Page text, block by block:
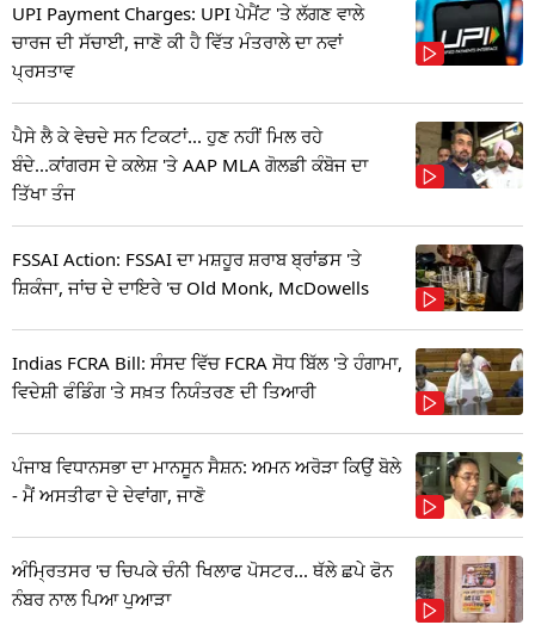
UPI Payment Charges: UPI ਪੇਮੈਂਟ 'ਤੇ ਲੱਗਣ ਵਾਲੇ
ਚਾਰਜ ਦੀ ਸੱਚਾਈ, ਜਾਣੋ ਕੀ ਹੈ ਵਿੱਤ ਮੰਤਰਾਲੇ ਦਾ ਨਵਾਂ
ਪ੍ਰਸਤਾਵ
ਪੈਸੇ ਲੈ ਕੇ ਵੇਚਦੇ ਸਨ ਟਿਕਟਾਂ... ਹੁਣ ਨਹੀਂ ਮਿਲ ਰਹੇ
ਬੰਦੇ...ਕਾਂਗਰਸ ਦੇ ਕਲੇਸ਼ 'ਤੇ AAP MLA ਗੋਲਡੀ ਕੰਬੋਜ ਦਾ
ਤਿੱਖਾ ਤੰਜ
FSSAI Action: FSSAI ਦਾ ਮਸ਼ਹੂਰ ਸ਼ਰਾਬ ਬ੍ਰਾਂਡਸ 'ਤੇ
ਸ਼ਿਕੰਜਾ, ਜਾਂਚ ਦੇ ਦਾਇਰੇ 'ਚ Old Monk, McDowells
Indias FCRA Bill: ਸੰਸਦ ਵਿੱਚ FCRA ਸੋਧ ਬਿੱਲ 'ਤੇ ਹੰਗਾਮਾ,
ਵਿਦੇਸ਼ੀ ਫੰਡਿੰਗ 'ਤੇ ਸਖ਼ਤ ਨਿਯੰਤਰਣ ਦੀ ਤਿਆਰੀ
ਪੰਜਾਬ ਵਿਧਾਨਸਭਾ ਦਾ ਮਾਨਸੂਨ ਸੈਸ਼ਨ: ਅਮਨ ਅਰੋੜਾ ਕਿਉਂ ਬੋਲੇ
- ਮੈਂ ਅਸਤੀਫਾ ਦੇ ਦੇਵਾਂਗਾ, ਜਾਣੋ
ਅੰਮ੍ਰਿਤਸਰ 'ਚ ਚਿਪਕੇ ਚੰਨੀ ਖਿਲਾਫ ਪੋਸਟਰ... ਥੱਲੇ ਛਪੇ ਫੋਨ
ਨੰਬਰ ਨਾਲ ਪਿਆ ਪੁਆੜਾ